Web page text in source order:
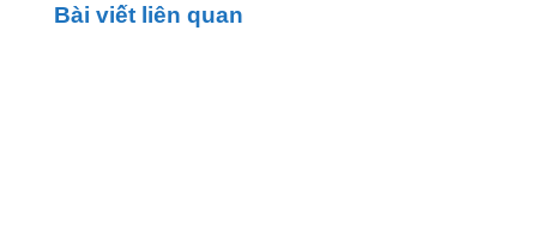
Bài viết liên quan